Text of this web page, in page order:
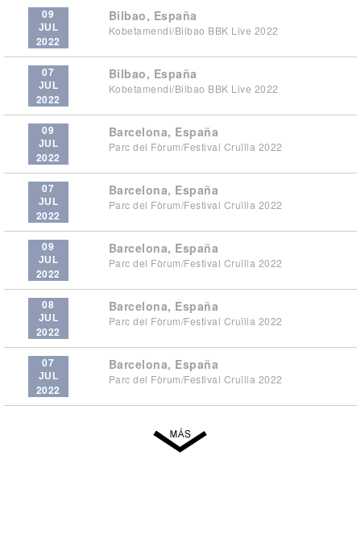
09
JUL
2022
Bilbao, España
Kobetamendi/Bilbao BBK Live 2022
07
JUL
2022
Bilbao, España
Kobetamendi/Bilbao BBK Live 2022
09
JUL
2022
Barcelona, España
Parc del Fòrum/Festival Cruïlla 2022
07
JUL
2022
Barcelona, España
Parc del Fòrum/Festival Cruïlla 2022
09
JUL
2022
Barcelona, España
Parc del Fòrum/Festival Cruïlla 2022
08
JUL
2022
Barcelona, España
Parc del Fòrum/Festival Cruïlla 2022
07
JUL
2022
Barcelona, España
Parc del Fòrum/Festival Cruïlla 2022